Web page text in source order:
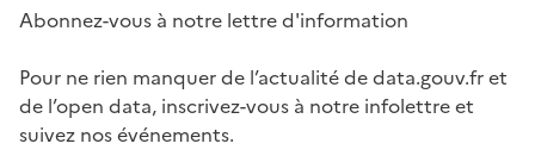
Abonnez-vous à notre lettre d'information
Pour ne rien manquer de l’actualité de data.gouv.fr et
de l’open data, inscrivez-vous à notre infolettre et
suivez nos événements.